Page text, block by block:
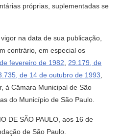
próprias, suplementadas se
na data de sua publicação,
contrário, em especial os
fevereiro de 1982
29.179, de
de 14 de outubro de 1993
à Câmara Municipal de São
do Município de São Paulo.
DE SÃO PAULO, aos 16 de
de São Paulo.